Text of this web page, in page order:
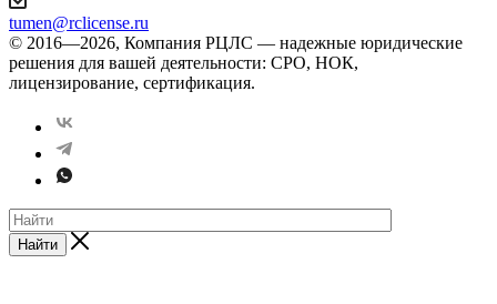
tumen@rclicense.ru
© 2016—2026, Компания РЦЛС — надежные юридические
решения для вашей деятельности: СРО, НОК,
лицензирование, сертификация.
Найти